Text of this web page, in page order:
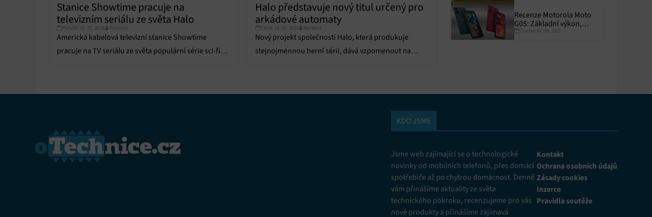
Vždy aktivní
Přiřazování a kombinování údajů z jiných zdrojů údajů, Propojení různých
zařízení, Identifikace zařízení na základě automaticky přenášených informací.
Zajištění bezpečnosti, předcházení a zjišťování podvodů a odstraňování chyb,
Stanice Showtime pracuje na
televizním seriálu ze světa Halo
Pondělí 02. 07. 2018 Redakce
Americká kabelová televizní stanice Showtime
pracuje na TV seriálu ze světa populární série sci-fi
Halo představuje nový titul určený pro
arkádové automaty
Pátek 18. 05. 2018 Redakce
Nový projekt společnosti Halo, která produkuje
stejnojmennou herní sérii, dává vzpomenout na
Recenze Motorola Moto
G05: Základní výkon,
skvělá výdrž
Čtvrtek 07. 08. 2025
KDO JSME
Jsme web zajímající se o technologické
novinky od mobilních telefonů, přes domácí
spotřebiče až po chytrou domácnost. Denně
vám přinášíme aktuality ze světa
technického pokroku, recenzujeme pro vás
nové produkty a přinášíme zajímavá
Kontakt
Ochrana osobních údajů
Zásady cookies
Inzerce
Pravidla soutěže